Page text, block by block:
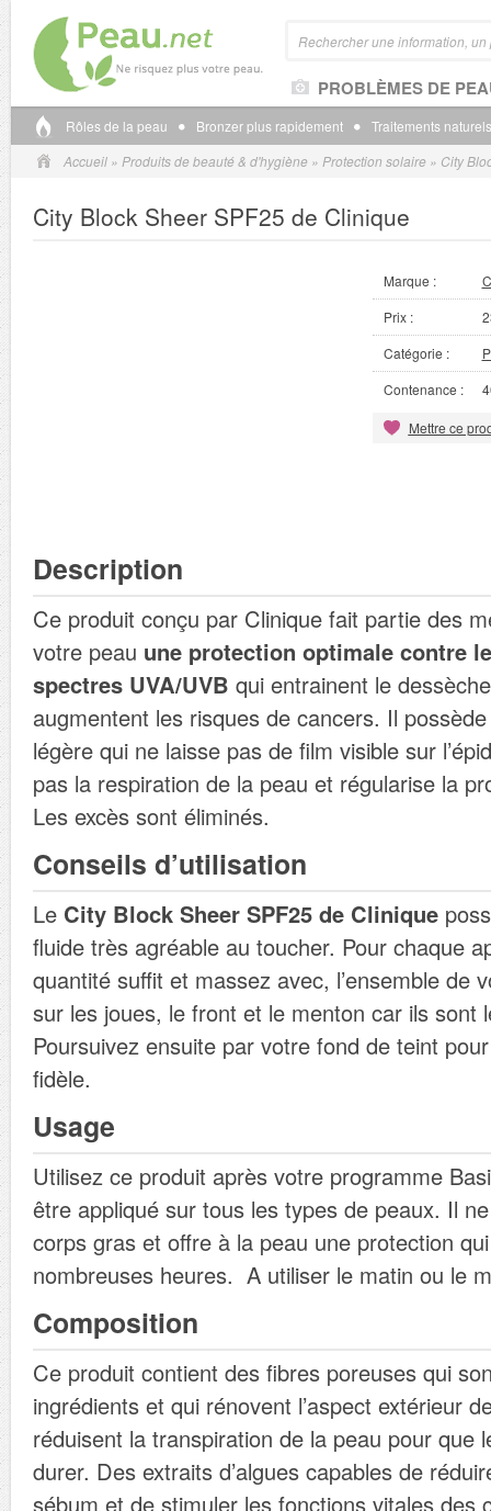
PROBLÈMES DE
Rôles de la peau Bronzer plus rapidement
Traitements
Accueil» Produits de beauté & d'hygiène» Protection solaire» City
City Block Sheer SPF25 de Clinique
Marque :
Prix :
Catégorie :
Contenance :
Mettre ce
Description
Ce produit conçu par Clinique fait partie des
votre peau une protection optimale contre
spectres UVA/UVB qui entrainent le
augmentent les risques de cancers. Il
légère qui ne laisse pas de film visible sur
pas la respiration de la peau et régularise la
Les excès sont éliminés.
Conseils d’utilisation
Le City Block Sheer SPF25 de Clinique
fluide très agréable au toucher. Pour chaque
quantité suffit et massez avec, l’ensemble de
sur les joues, le front et le menton car ils sont
Poursuivez ensuite par votre fond de teint
fidèle.
Usage
Utilisez ce produit après votre programme
être appliqué sur tous les types de peaux. Il
corps gras et offre à la peau une protection
nombreuses heures. A utiliser le matin ou le
Composition
Ce produit contient des fibres poreuses qui
ingrédients et qui rénovent l’aspect extérieur
réduisent la transpiration de la peau pour que
durer. Des extraits d’algues capables de
sébum et de stimuler les fonctions vitales des